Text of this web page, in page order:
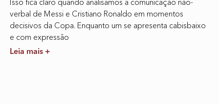
verbal de Messi e Cristiano Ronaldo em momentos
decisivos da Copa. Enquanto um se apresenta cabisbaixo
e com expressão
Leia mais +